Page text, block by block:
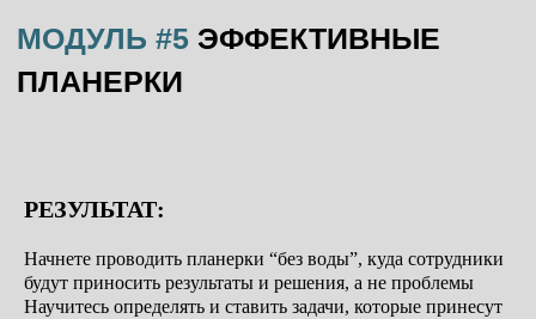
РЕЗУЛЬТАТ:
Начнете проводить планерки “без воды”, куда сотрудники
будут приносить результаты и решения, а не проблемы
Научитесь определять и ставить задачи, которые принесут